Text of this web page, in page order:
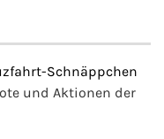
Schnäppchen
und Aktionen der